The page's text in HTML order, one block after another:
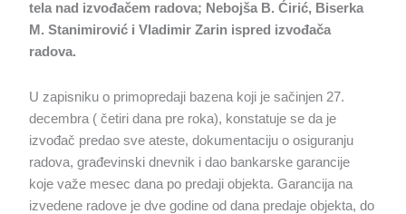
tela nad izvođačem radova; Nebojša B. Ćirić, Biserka
M. Stanimirović i Vladimir Zarin ispred izvođača
radova.
U zapisniku o primopredaji bazena koji je sačinjen 27.
decembra ( četiri dana pre roka), konstatuje se da je
izvođač predao sve ateste, dokumentaciju o osiguranju
radova, građevinski dnevnik i dao bankarske garancije
koje važe mesec dana po predaji objekta. Garancija na
izvedene radove je dve godine od dana predaje objekta, do